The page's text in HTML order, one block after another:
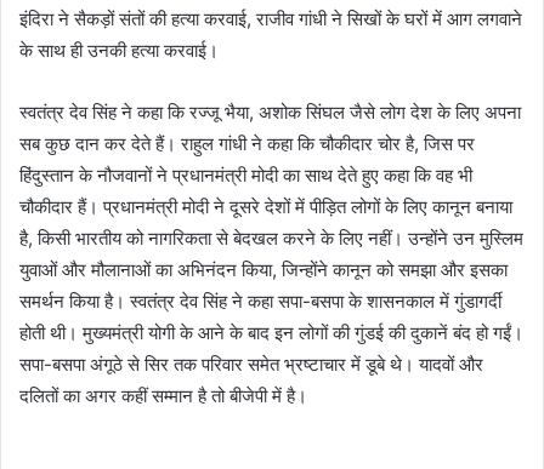
इंदिरा ने सैकड़ों संतों की हत्या करवाई, राजीव गांधी ने सिखों के घरों में आग लगवाने
के साथ ही उनकी हत्या करवाई।
स्वतंत्र देव सिंह ने कहा कि रज्जू भैया, अशोक सिंघल जैसे लोग देश के लिए अपना
सब कुछ दान कर देते हैं। राहुल गांधी ने कहा कि चौकीदार चोर है, जिस पर
हिंदुस्तान के नौजवानों ने प्रधानमंत्री मोदी का साथ देते हुए कहा कि वह भी
चौकीदार हैं। प्रधानमंत्री मोदी ने दूसरे देशों में पीड़ित लोगों के लिए कानून बनाया
है, किसी भारतीय को नागरिकता से बेदखल करने के लिए नहीं। उन्होंने उन मुस्लिम
युवाओं और मौलानाओं का अभिनंदन किया, जिन्होंने कानून को समझा और इसका
समर्थन किया है। स्वतंत्र देव सिंह ने कहा सपा-बसपा के शासनकाल में गुंडागर्दी
होती थी। मुख्यमंत्री योगी के आने के बाद इन लोगों की गुंडई की दुकानें बंद हो गईं।
सपा-बसपा अंगूठे से सिर तक परिवार समेत भ्रष्टाचार में डूबे थे। यादवों और
दलितों का अगर कहीं सम्मान है तो बीजेपी में है।